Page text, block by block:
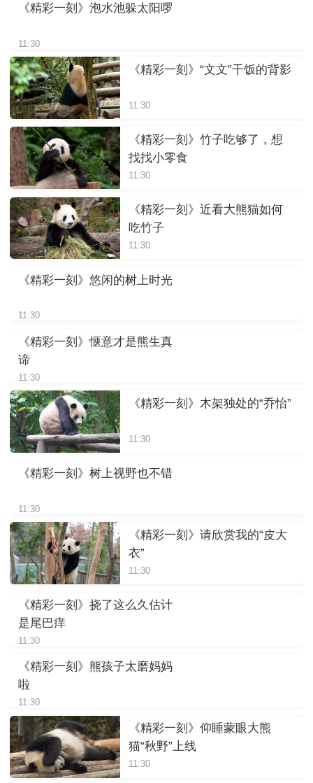
《精彩一刻》泡水池躲太阳啰
11:30
《精彩一刻》“文文”干饭的背影
11:30
《精彩一刻》竹子吃够了，想
找找小零食
11:30
《精彩一刻》近看大熊猫如何
吃竹子
11:30
《精彩一刻》悠闲的树上时光
11:30
《精彩一刻》惬意才是熊生真
谛
11:30
《精彩一刻》木架独处的“乔怡”
11:30
《精彩一刻》树上视野也不错
11:30
《精彩一刻》请欣赏我的“皮大
衣”
11:30
《精彩一刻》挠了这么久估计
是尾巴痒
11:30
《精彩一刻》熊孩子太磨妈妈
啦
11:30
《精彩一刻》仰睡蒙眼大熊
猫“秋野”上线
11:30